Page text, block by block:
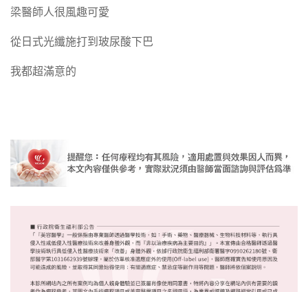
梁醫師人很風趣可愛
從日式光纖施打到玻尿酸下巴
我都超滿意的